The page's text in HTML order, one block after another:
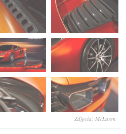
Zdjęcia: McLaren